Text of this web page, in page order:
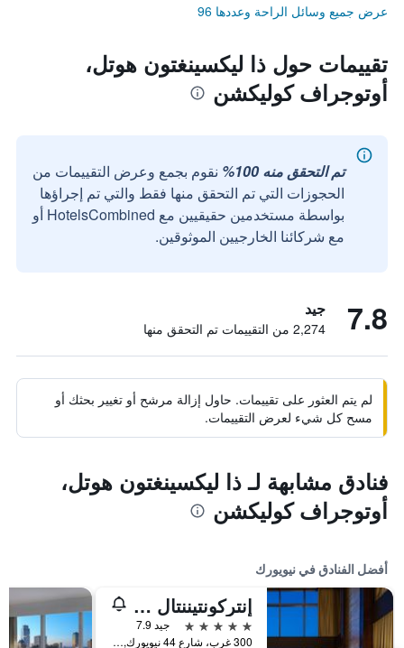
عرض جميع وسائل الراحة وعددها 96
تقييمات حول ذا ليكسينغتون هوتل،
أوتوجراف كوليكشن
تم التحقق منه 100%
نقوم بجمع وعرض التقييمات من
الحجوزات التي تم التحقق منها فقط والتي تم إجراؤها
بواسطة مستخدمين حقيقيين مع HotelsCombined أو
مع شركائنا الخارجيين الموثوقين.
7.8 جيد
2,274 من التقييمات تم التحقق منها
لم يتم العثور على تقييمات. حاول إزالة مرشح أو تغيير بحثك أو
مسح كل شيء لعرض التقييمات.
فنادق مشابهة لـ ذا ليكسينغتون هوتل،
أوتوجراف كوليكشن
أفضل الفنادق في نيويورك
إنتركونتيننتال نيويورك تاميز سكوير
5 نجوم
جيد 7.9
300 غرب، شارع 44 نيويورك, نيويورك, NY, الولايات المتحدة الأميريكية